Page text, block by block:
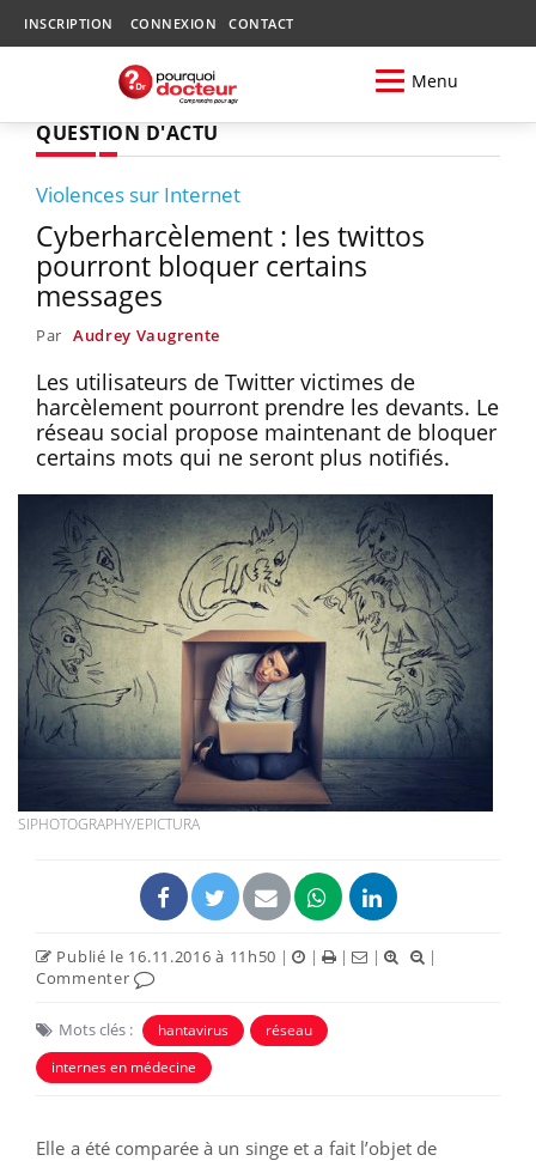
INSCRIPTION CONNEXION CONTACT
Menu
QUESTION D'ACTU
Violences sur Internet
Cyberharcèlement : les twittos
pourront bloquer certains
messages
Par Audrey Vaugrente
Les utilisateurs de Twitter victimes de
harcèlement pourront prendre les devants. Le
réseau social propose maintenant de bloquer
certains mots qui ne seront plus notifiés.
SIPHOTOGRAPHY/EPICTURA
Publié le 16.11.2016 à 11h50 | | | |
|
Commenter
Mots clés : hantavirus
réseau
internes en médecine
Elle a été comparée à un singe et a fait l’objet de